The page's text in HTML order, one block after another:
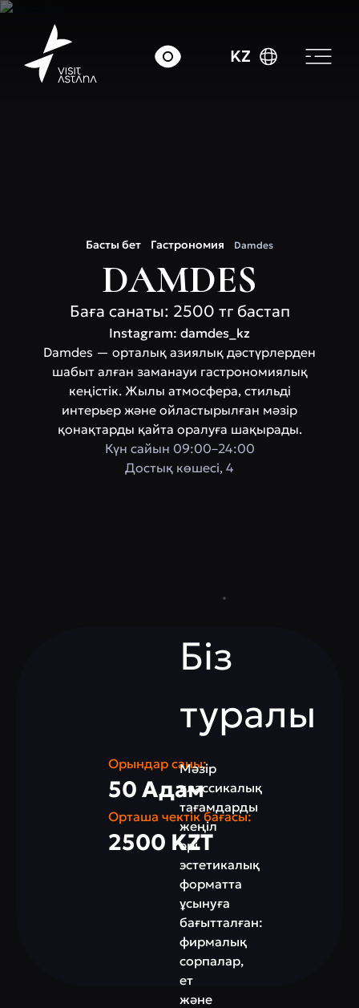
KZ
Басты бет Гастрономия Damdes
DAMDES
Баға санаты: 2500 тг бастап
Instagram: damdes_kz
Damdes — орталық азиялық дәстүрлерден
шабыт алған заманауи гастрономиялық
кеңістік. Жылы атмосфера, стильді
интерьер және ойластырылған мәзір
қонақтарды қайта оралуға шақырады.
Күн сайын 09:00–24:00
Достық көшесі, 4
Біз
туралы
Мәзір
классикалық
тағамдарды
жеңіл
әрі
эстетикалық
форматта
ұсынуға
бағытталған:
фирмалық
сорпалар,
ет
және
Орындар саны:
50 Адам
Орташа чектік бағасы:
2500 KZT